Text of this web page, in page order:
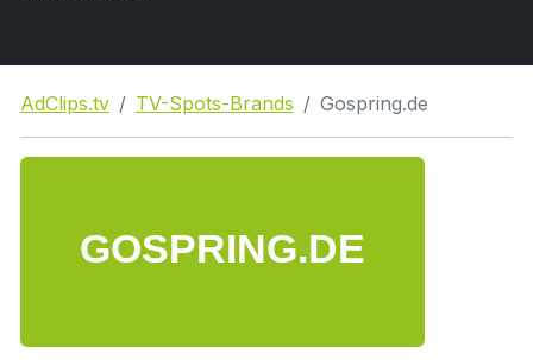
AdClips.tv TV-Spots-Brands Gospring.de